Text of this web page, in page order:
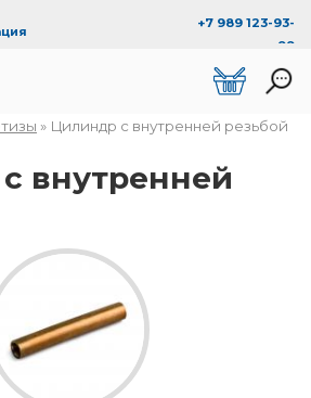
+7 989 123-93-
99
» Цилиндр с внутренней резьбой
внутренней